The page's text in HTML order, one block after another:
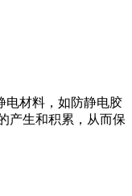
电材料，如防静电胶
产生和积累，从而保